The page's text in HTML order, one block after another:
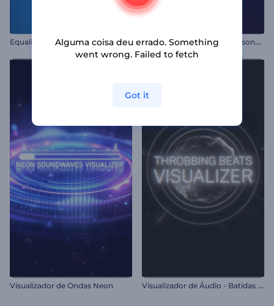
E
qualizador Circular com Ondas Sonoras V
isualizador de Áudio - Ressonância Sonora
Visualizador de Ondas Neon V
isualizador de Áudio - Batidas Pulsantes
Alguma coisa deu errado. Something
went wrong. Failed to fetch
Got it